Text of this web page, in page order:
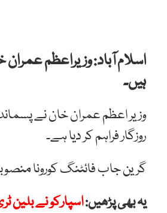
ہیں۔
وزیر اعظم عمران خان نے
روزگار فراہم کر دیا ہے۔
گرین جاب فائٹنگ کورونا
یہ بھی پڑھیں:اسپارکو نے بلین